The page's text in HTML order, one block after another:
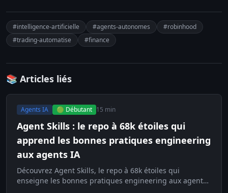
#intelligence-artificielle #agents-autonomes
#robinhood
#trading-automatise
#finance
📚 Articles liés
Agents IA 🟢 Débutant 15 min
Agent Skills : le repo à 68k étoiles qui
apprend les bonnes pratiques engineering
aux agents IA
Découvrez Agent Skills, le repo à 68k étoiles qui
enseigne les bonnes pratiques engineering aux agents